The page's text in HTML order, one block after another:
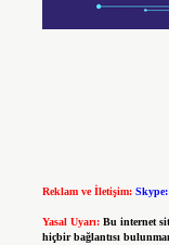
Reklam ve İletişim: Skype:
Yasal Uyarı: Bu internet
hiçbir bağlantısı